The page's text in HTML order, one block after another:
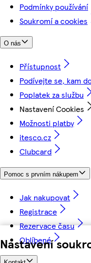
Nastavení
Podmínky používání
Soukromí a cookies
O nás
Přístupnost
Podívejte se, kam
Poplatek za službu
Nastavení Cookies
Možnosti platby
itesco.cz
Clubcard
Pomoc s prvním nákupem
Jak nakupovat
Registrace
Rezervace času
Oblíbené